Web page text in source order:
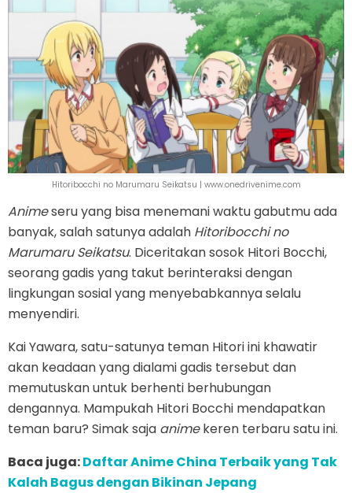
Hitoribocchi no Marumaru Seikatsu | www.onedrivenime.com
Animeseru yang bisa menemani waktu gabutmu ada
banyak, salah satunya adalah Hitoribocchi no
Marumaru Seikatsu. Diceritakan sosok Hitori Bocchi,
seorang gadis yang takut berinteraksi dengan
lingkungan sosial yang menyebabkannya selalu
menyendiri.
Kai Yawara, satu-satunya teman Hitori ini khawatir
akan keadaan yang dialami gadis tersebut dan
memutuskan untuk berhenti berhubungan
dengannya. Mampukah Hitori Bocchi mendapatkan
teman baru? Simak saja animekeren terbaru satu ini.
Baca juga:Daftar Anime China Terbaik yang Tak
Kalah Bagus dengan Bikinan Jepang